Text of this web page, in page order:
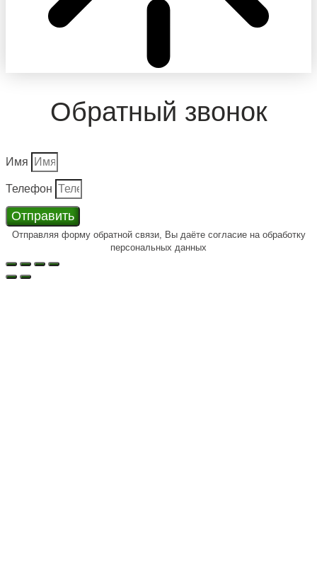
Обратный звонок
Имя
Телефон
Отправить
Отправляя форму обратной связи, Вы даёте согласие на обработку
персональных данных